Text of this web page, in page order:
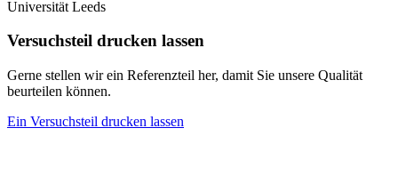
Universität Leeds
Versuchsteil drucken lassen
Gerne stellen wir ein Referenzteil her, damit Sie unsere Qualität
beurteilen können.
Ein Versuchsteil drucken lassen